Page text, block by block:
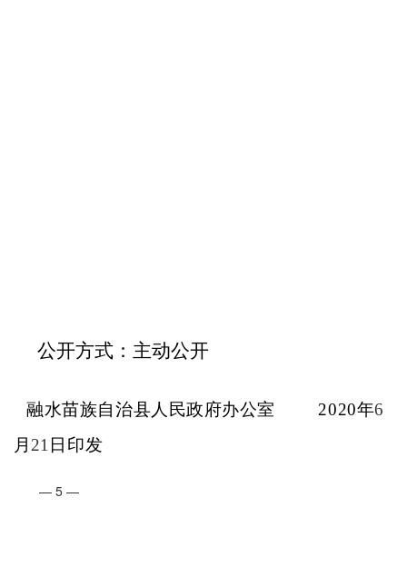
公开方式： 主动公开
融水苗族自治县人民政府办公室 2020年6
月 21 日印发
— 5 —